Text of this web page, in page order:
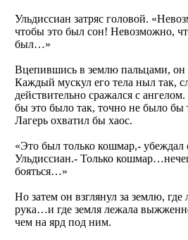
Ульдиссиан затряс головой.
чтобы это был сон! Невозможно,
был…»
Вцепившись в землю пальцами, он
Каждый мускул его тела ныл так,
действительно сражался с
бы это было так, точно не было бы
Лагерь охватил бы хаос.
«Это был только кошмар,- убеждал
Ульдиссиан.- Только
бояться…»
Но затем он взглянул за землю, где
рука…и где земля лежала
чем на ярд под ним.